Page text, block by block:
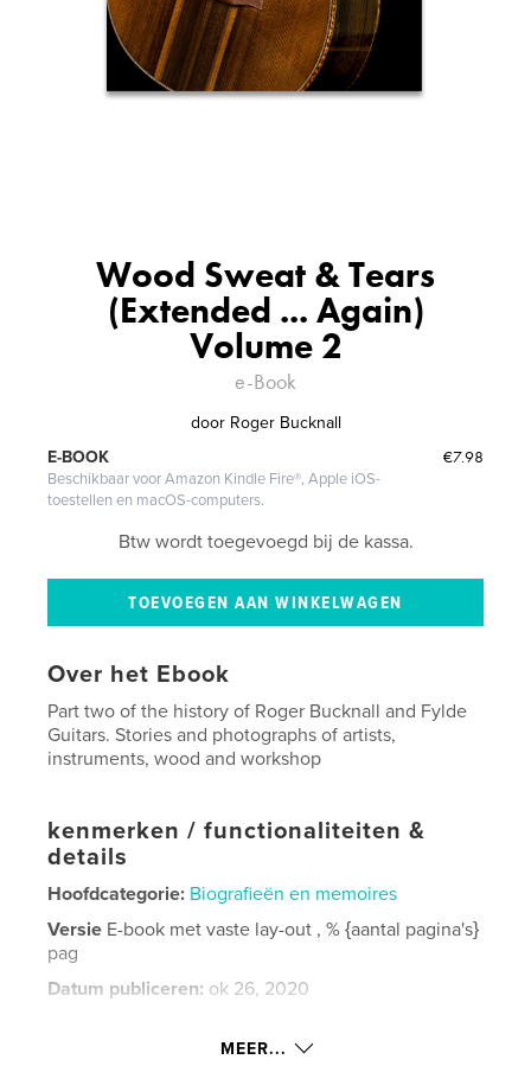
Wood Sweat & Tears
(Extended ... Again)
Volume 2
e-Book
door Roger Bucknall
€7.98
E-BOOK
Beschikbaar voor Amazon Kindle Fire®, Apple iOS-
toestellen en macOS-computers.
Btw wordt toegevoegd bij de kassa.
Over het Ebook
Part two of the history of Roger Bucknall and Fylde
Guitars. Stories and photographs of artists,
instruments, wood and workshop
kenmerken / functionaliteiten &
details
Hoofdcategorie: Biografieën en memoires
Versie E-book met vaste lay-out , % {aantal pagina's}
pag
Datum publiceren: ok 26, 2020
MEER...